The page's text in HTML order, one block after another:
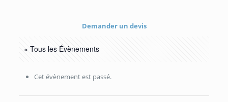
Demander un devis
« Tous les Évènements
Cet évènement est passé.